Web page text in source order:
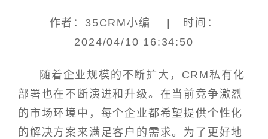
作者：35CRM小编 | 时间：
2024/04/10 16:34:50
随着企业规模的不断扩大，CRM私有化
部署也在不断演进和升级。在当前竞争激烈
的市场环境中，每个企业都希望提供个性化
的解决方案来满足客户的需求。为了更好地